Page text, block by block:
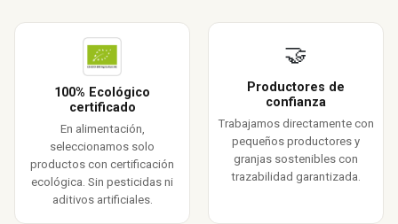
100% Ecológico
certificado
En alimentación,
seleccionamos solo
productos con certificación
ecológica. Sin pesticidas ni
aditivos artificiales.
🤝
Productores de
confianza
Trabajamos directamente con
pequeños productores y
granjas sostenibles con
trazabilidad garantizada.